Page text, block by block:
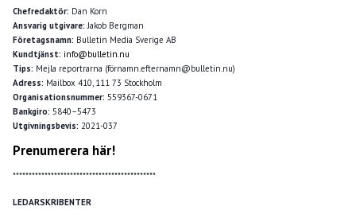
Chefredaktör: Dan Korn
Ansvarig utgivare: Jakob Bergman
Företagsnamn: Bulletin Media Sverige AB
Kundtjänst: info@bulletin.nu
Tips: Mejla reportrarna (förnamn.efternamn@bulletin.nu)
Adress: Mailbox 410, 111 73 Stockholm
Organisationsnummer: 559367-0671
Bankgiro: 5840–5473
Utgivningsbevis: 2021-037
Prenumerera här!
*********************************************
LEDARSKRIBENTER